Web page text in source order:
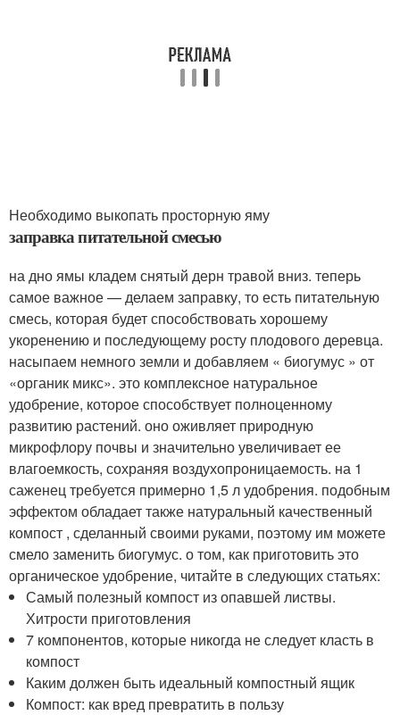
Необходимо выкопать просторную яму
заправка питательной смесью
на дно ямы кладем снятый дерн травой вниз. теперь
самое важное — делаем заправку, то есть питательную
смесь, которая будет способствовать хорошему
укоренению и последующему росту плодового деревца.
насыпаем немного земли и добавляем « биогумус » от
«органик микс». это комплексное натуральное
удобрение, которое способствует полноценному
развитию растений. оно оживляет природную
микрофлору почвы и значительно увеличивает ее
влагоемкость, сохраняя воздухопроницаемость. на 1
саженец требуется примерно 1,5 л удобрения. подобным
эффектом обладает также натуральный качественный
компост , сделанный своими руками, поэтому им можете
смело заменить биогумус. о том, как приготовить это
органическое удобрение, читайте в следующих статьях:
Самый полезный компост из опавшей листвы.
Хитрости приготовления
7 компонентов, которые никогда не следует класть в
компост
Каким должен быть идеальный компостный ящик
Компост: как вред превратить в пользу